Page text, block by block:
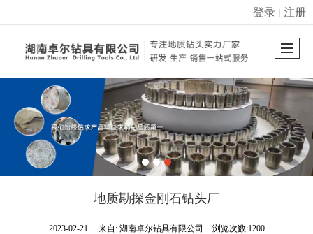
很遗憾，因您的浏览器版本过低导致无法获得最佳浏览体验，推荐下载安装谷歌浏览器！
登录 丨 注册
地质勘探金刚石钻头厂
2023-02-21 来自: 湖南卓尔钻具有限公司 浏览次数:1200